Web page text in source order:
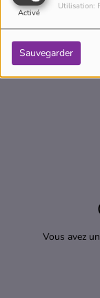
Activé
Utilisation:
Sauvegarder
Vous avez